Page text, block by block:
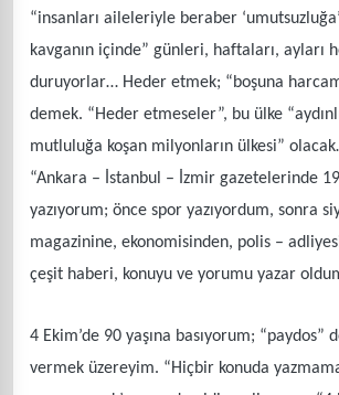
“insanları aileleriyle beraber
kavganın içinde” günleri, haftaları, ayları
duruyorlar… Heder etmek; “boşuna
demek. “Heder etmeseler”, bu ülke
mutluluğa koşan milyonların ülkesi”
“Ankara – İstanbul – İzmir gazetelerinde
yazıyorum; önce spor yazıyordum, sonra
magazinine, ekonomisinden, polis –
çeşit haberi, konuyu ve yorumu yazar
4 Ekim’de 90 yaşına basıyorum; “paydos”
vermek üzereyim. “Hiçbir konuda